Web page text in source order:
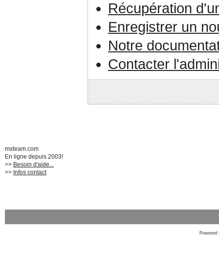
Récupération
Enregistrer un
Notre
Contacter
mxteam.com
En ligne depuis 2003!
>> Besoin d'aide...
>> Infos contact